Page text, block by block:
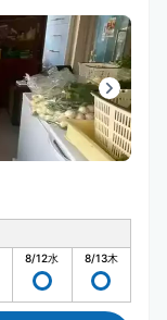
8/12水 8/13木